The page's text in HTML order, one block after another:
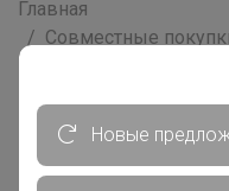
Главная
Совместные
СИМА-ЛЕНД.
Новые